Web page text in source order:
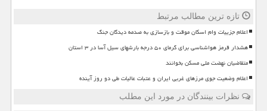
تازه ترین مطالب مرتبط
اعلام جزییات وام اسکان موقت و بازسازی به صدمه دیدگان جنگ
هشدار قرمز هواشناسی برای گرمای ۵۰ درجه بارشهای سیل آسا در ۳ استان
متقاضیان نهضت ملی مسکن بخوانند
اعلام وضعیت جوی مرزهای غربی ایران و عتبات عالیات طی دو روز آینده
نظرات بینندگان در مورد این مطلب